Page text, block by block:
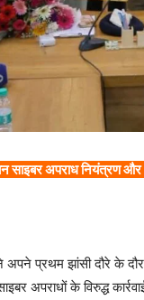
साइबर अपराध नियंत्रण
प्रथम झांसी दौरे के
अपराधों के विरुद्ध